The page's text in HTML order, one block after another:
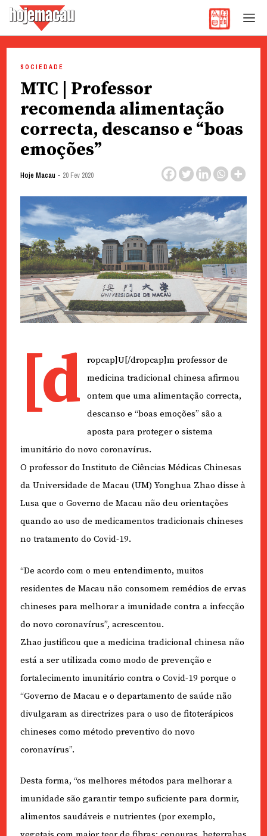
content
SOCIEDADE
MTC | Professor
recomenda alimentação
correcta, descanso e “boas
emoções”
Hoje Macau - 20 Fev 2020
[d
ropcap]U[/dropcap]m professor de
medicina tradicional chinesa afirmou
ontem que uma alimentação correcta,
descanso e “boas emoções” são a
aposta para proteger o sistema
imunitário do novo coronavírus.
O professor do Instituto de Ciências Médicas Chinesas
da Universidade de Macau (UM) Yonghua Zhao disse à
Lusa que o Governo de Macau não deu orientações
quando ao uso de medicamentos tradicionais chineses
no tratamento do Covid-19.
“De acordo com o meu entendimento, muitos
residentes de Macau não consomem remédios de ervas
chineses para melhorar a imunidade contra a infecção
do novo coronavírus”, acrescentou.
Zhao justificou que a medicina tradicional chinesa não
está a ser utilizada como modo de prevenção e
fortalecimento imunitário contra o Covid-19 porque o
“Governo de Macau e o departamento de saúde não
divulgaram as directrizes para o uso de fitoterápicos
chineses como método preventivo do novo
coronavírus”.
Desta forma, “os melhores métodos para melhorar a
imunidade são garantir tempo suficiente para dormir,
alimentos saudáveis e nutrientes (por exemplo,